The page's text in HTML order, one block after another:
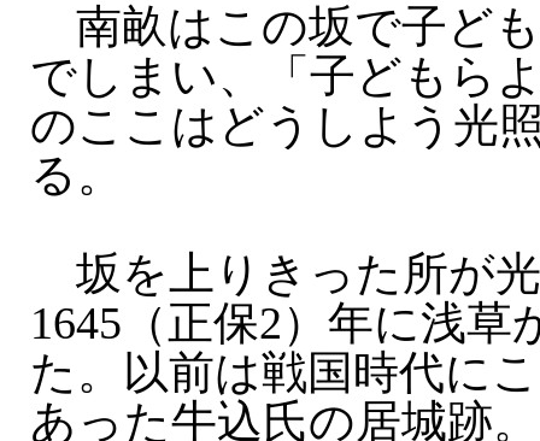
南畝はこの坂で子ど
でしまい、「子どもら
のここはどうしよう光
る。
坂を上りきった所が
1645（正保2）年に浅草
た。以前は戦国時代に
あった牛込氏の居城跡